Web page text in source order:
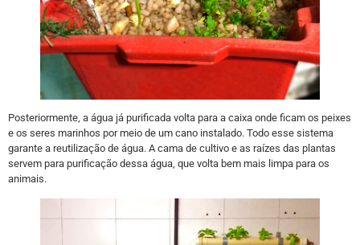
Posteriormente, a água já purificada volta para a caixa onde ficam os peixes
e os seres marinhos por meio de um cano instalado. Todo esse sistema
garante a reutilização de água. A cama de cultivo e as raízes das plantas
servem para purificação dessa água, que volta bem mais limpa para os
animais.